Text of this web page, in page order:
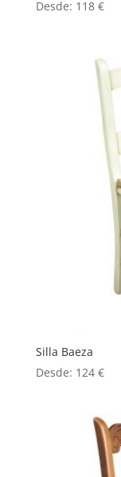
Desde: 118 €
Silla Baeza
Desde: 124 €